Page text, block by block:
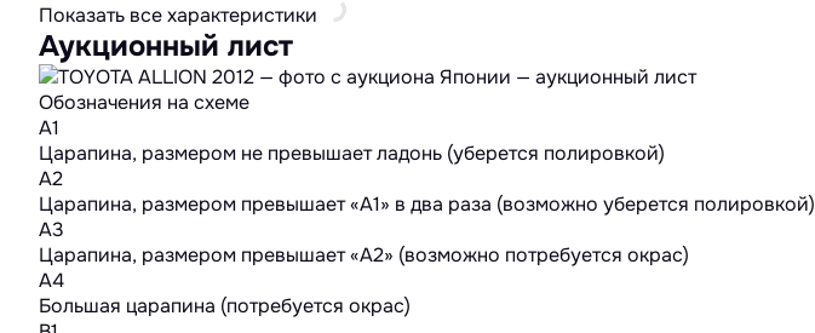
Показать все характеристики
Аукционный лист
Обозначения на схеме
A1
Царапина, размером не превышает ладонь (уберется полировкой)
A2
Царапина, размером превышает «А1» в два раза (возможно уберется полировкой)
A3
Царапина, размером превышает «А2» (возможно потребуется окрас)
A4
Большая царапина (потребуется окрас)